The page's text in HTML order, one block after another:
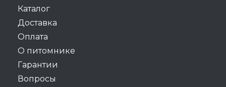
Каталог
Доставка
Оплата
О питомнике
Гарантии
Вопросы